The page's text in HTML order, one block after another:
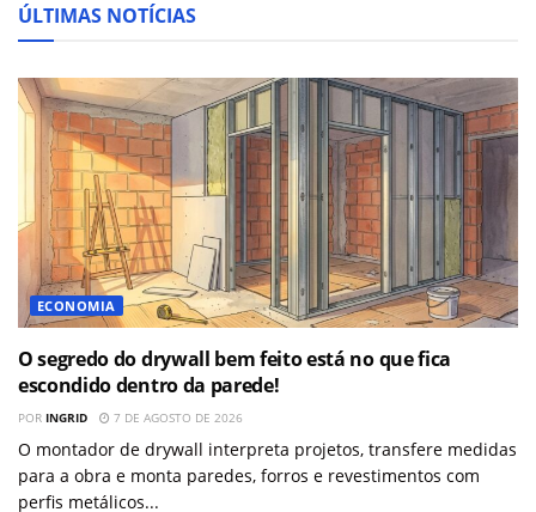
ÚLTIMAS NOTÍCIAS
ECONOMIA
O segredo do drywall bem feito está no que fica
escondido dentro da parede!
POR INGRID 7 DE AGOSTO DE 2026
O montador de drywall interpreta projetos, transfere medidas
para a obra e monta paredes, forros e revestimentos com
perfis metálicos...